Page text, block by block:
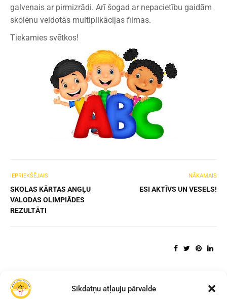
Sīkdatņu atļauju pārvalde
galvenais ar pirmizrādi. Arī šogad ar nepacietību gaidām
skolēnu veidotās multiplikācijas filmas.
Tiekamies svētkos!
IEPRIEKŠĒJAIS
SKOLAS KĀRTAS ANGĻU
VALODAS OLIMPIĀDES
REZULTĀTI
NĀKAMAIS
ESI AKTĪVS UN VESELS!